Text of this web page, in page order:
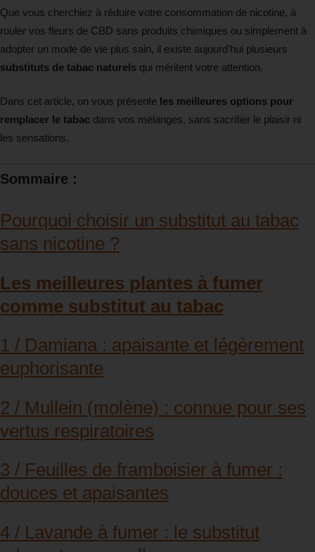
Que vous cherchiez à réduire votre consommation de nicotine, à
rouler vos fleurs de CBD sans produits chimiques ou simplement à
adopter un mode de vie plus sain, il existe aujourd’hui plusieurs
substituts de tabac naturels qui méritent votre attention.
Dans cet article, on vous présente les meilleures options pour
remplacer le tabac dans vos mélanges, sans sacrifier le plaisir ni
les sensations.
Sommaire :
Pourquoi choisir un substitut au tabac
sans nicotine ?
Les meilleures plantes à fumer
comme substitut au tabac
1 / Damiana : apaisante et légèrement
euphorisante
2 / Mullein (molène) : connue pour ses
vertus respiratoires
3 / Feuilles de framboisier à fumer :
douces et apaisantes
4 / Lavande à fumer : le substitut